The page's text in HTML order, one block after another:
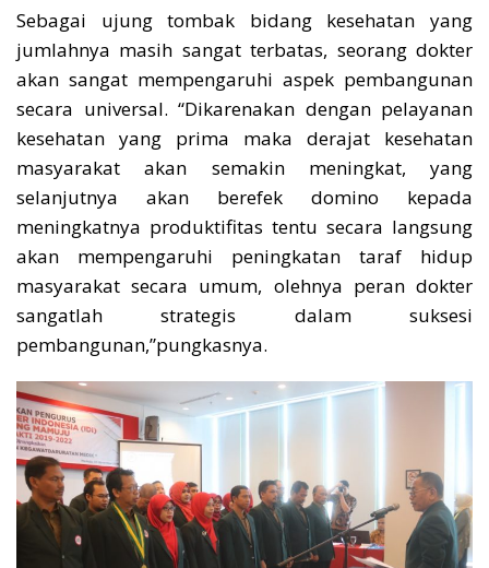
Sebagai ujung tombak bidang kesehatan yang
jumlahnya masih sangat terbatas, seorang dokter
akan sangat mempengaruhi aspek pembangunan
secara universal. “Dikarenakan dengan pelayanan
kesehatan yang prima maka derajat kesehatan
masyarakat akan semakin meningkat, yang
selanjutnya akan berefek domino kepada
meningkatnya produktifitas tentu secara langsung
akan mempengaruhi peningkatan taraf hidup
masyarakat secara umum, olehnya peran dokter
sangatlah strategis dalam suksesi
pembangunan,”pungkasnya.